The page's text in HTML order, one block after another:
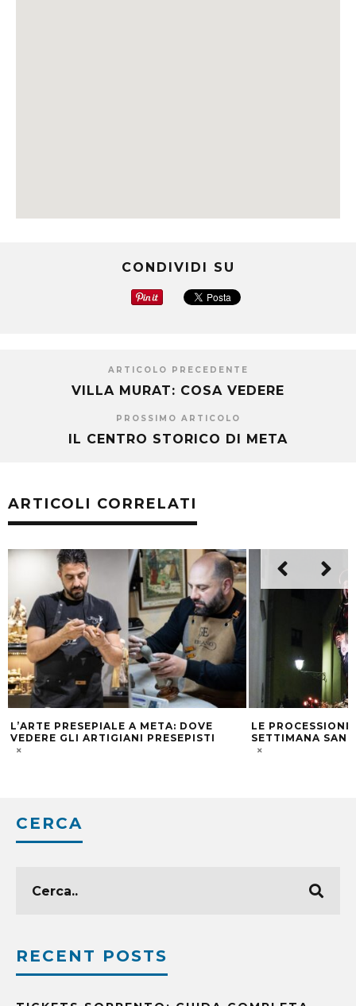
CONDIVIDI SU
ARTICOLO PRECEDENTE
VILLA MURAT: COSA VEDERE
PROSSIMO ARTICOLO
IL CENTRO STORICO DI META
ARTICOLI CORRELATI
L’ARTE PRESEPIALE A META: DOVE
VEDERE GLI ARTIGIANI PRESEPISTI
LE PROCESSIONI
SETTIMANA
CERCA
RECENT POSTS